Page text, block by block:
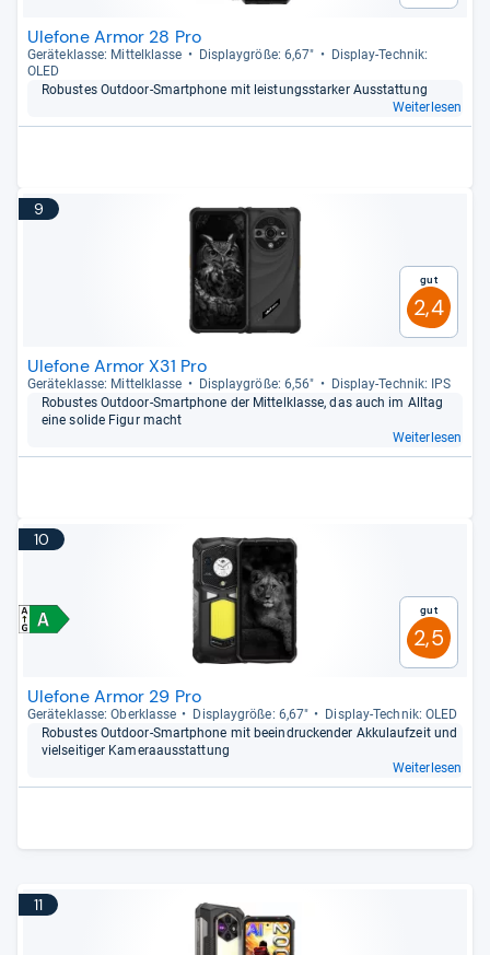
Ulefone Armor 28 Pro
Gerä­te­klasse: Mit­tel­klasse Dis­play­größe: 6,67"
Dis­play-​Tech­nik:
OLED
Robus­tes Out­door-​Smart­phone mit leis­tungs­star­ker Aus­stat­tung
Weiterlesen
9
Gut
2,4
Ulefone Armor X31 Pro
Gerä­te­klasse: Mit­tel­klasse Dis­play­größe: 6,56"
Dis­play-​Tech­nik: IPS
Robus­tes Out­door-​Smart­phone der Mit­tel­klasse, das auch im All­tag
eine solide Figur macht
Weiterlesen
10
Gut
2,5
Ulefone Armor 29 Pro
Gerä­te­klasse: Ober­klasse Dis­play­größe: 6,67"
Dis­play-​Tech­nik: OLED
Robus­tes Out­door-​Smart­phone mit beein­dru­cken­der Akku­lauf­zeit und
viel­sei­ti­ger Kame­raaus­stat­tung
Weiterlesen
11